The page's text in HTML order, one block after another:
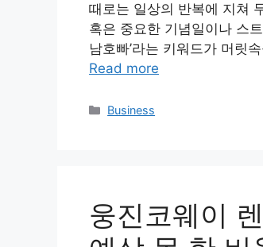
때로는 일상의 반복에 지쳐
혹은 중요한 기념일이나 스
남호빠’라는 키워드가 머릿
Read more
Categories
Business
웅진코웨이